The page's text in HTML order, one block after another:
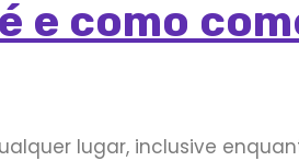
e como
lugar, inclusive